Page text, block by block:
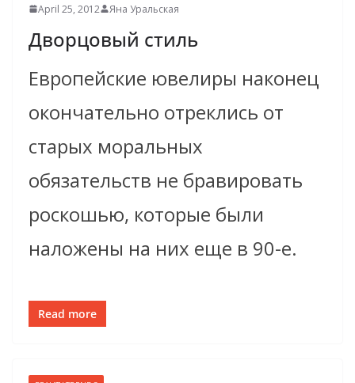
April 25, 2012 Яна Уральская
Дворцовый стиль
Европейские ювелиры наконец
окончательно отреклись от
старых моральных
обязательств не бравировать
роскошью, которые были
наложены на них еще в 90­-е.
Read more